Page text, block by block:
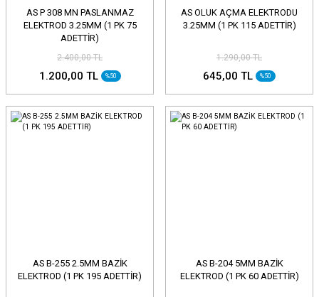
AS P 308 MN PASLANMAZ
ELEKTROD 3.25MM (1 PK 75
ADETTİR)
2.400,00 TL
1.200,00 TL %50
AS OLUK AÇMA ELEKTRODU
3.25MM (1 PK 115 ADETTİR)
1.290,00 TL
645,00 TL %50
AS B-255 2.5MM BAZİK
ELEKTROD (1 PK 195 ADETTİR)
AS B-204 5MM BAZİK
ELEKTROD (1 PK 60 ADETTİR)